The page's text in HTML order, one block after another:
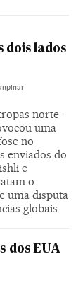
dois lados
norte-
uma
no
enviados do
e
o
uma disputa
globais
dos EUA